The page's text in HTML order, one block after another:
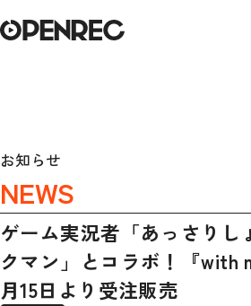
お知らせ
NEWS
ゲーム実況者「あっさりし
クマン」とコラボ！『with
月15日より受注販売